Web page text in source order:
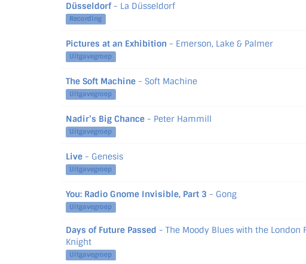
Düsseldorf- La Düsseldorf
Recording
Pictures at an Exhibition - Emerson, Lake & Palmer
Uitgavegroep
The Soft Machine - Soft Machine
Uitgavegroep
Nadir’s Big Chance - Peter Hammill
Uitgavegroep
Live - Genesis
Uitgavegroep
You: Radio Gnome Invisible, Part 3 - Gong
Uitgavegroep
Days of Future Passed - The Moody Blues with the
Knight
Uitgavegroep